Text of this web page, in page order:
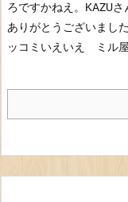
ろですかねえ。 KAZUさ
ありがとうございまし
ッコミ いえいえ ミル